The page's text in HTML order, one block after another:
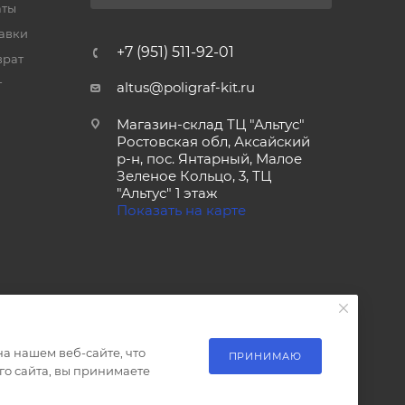
+7 (951) 511-92-01
altus@poligraf-kit.ru
Магазин-склад ТЦ "Альтус"
Ростовская обл, Аксайский
р-н, пос. Янтарный, Малое
Зеленое Кольцо, 3, ТЦ
"Альтус" 1 этаж
Показать на карте
нашем веб-сайте, что
сайта, вы принимаете
ПРИНИМАЮ